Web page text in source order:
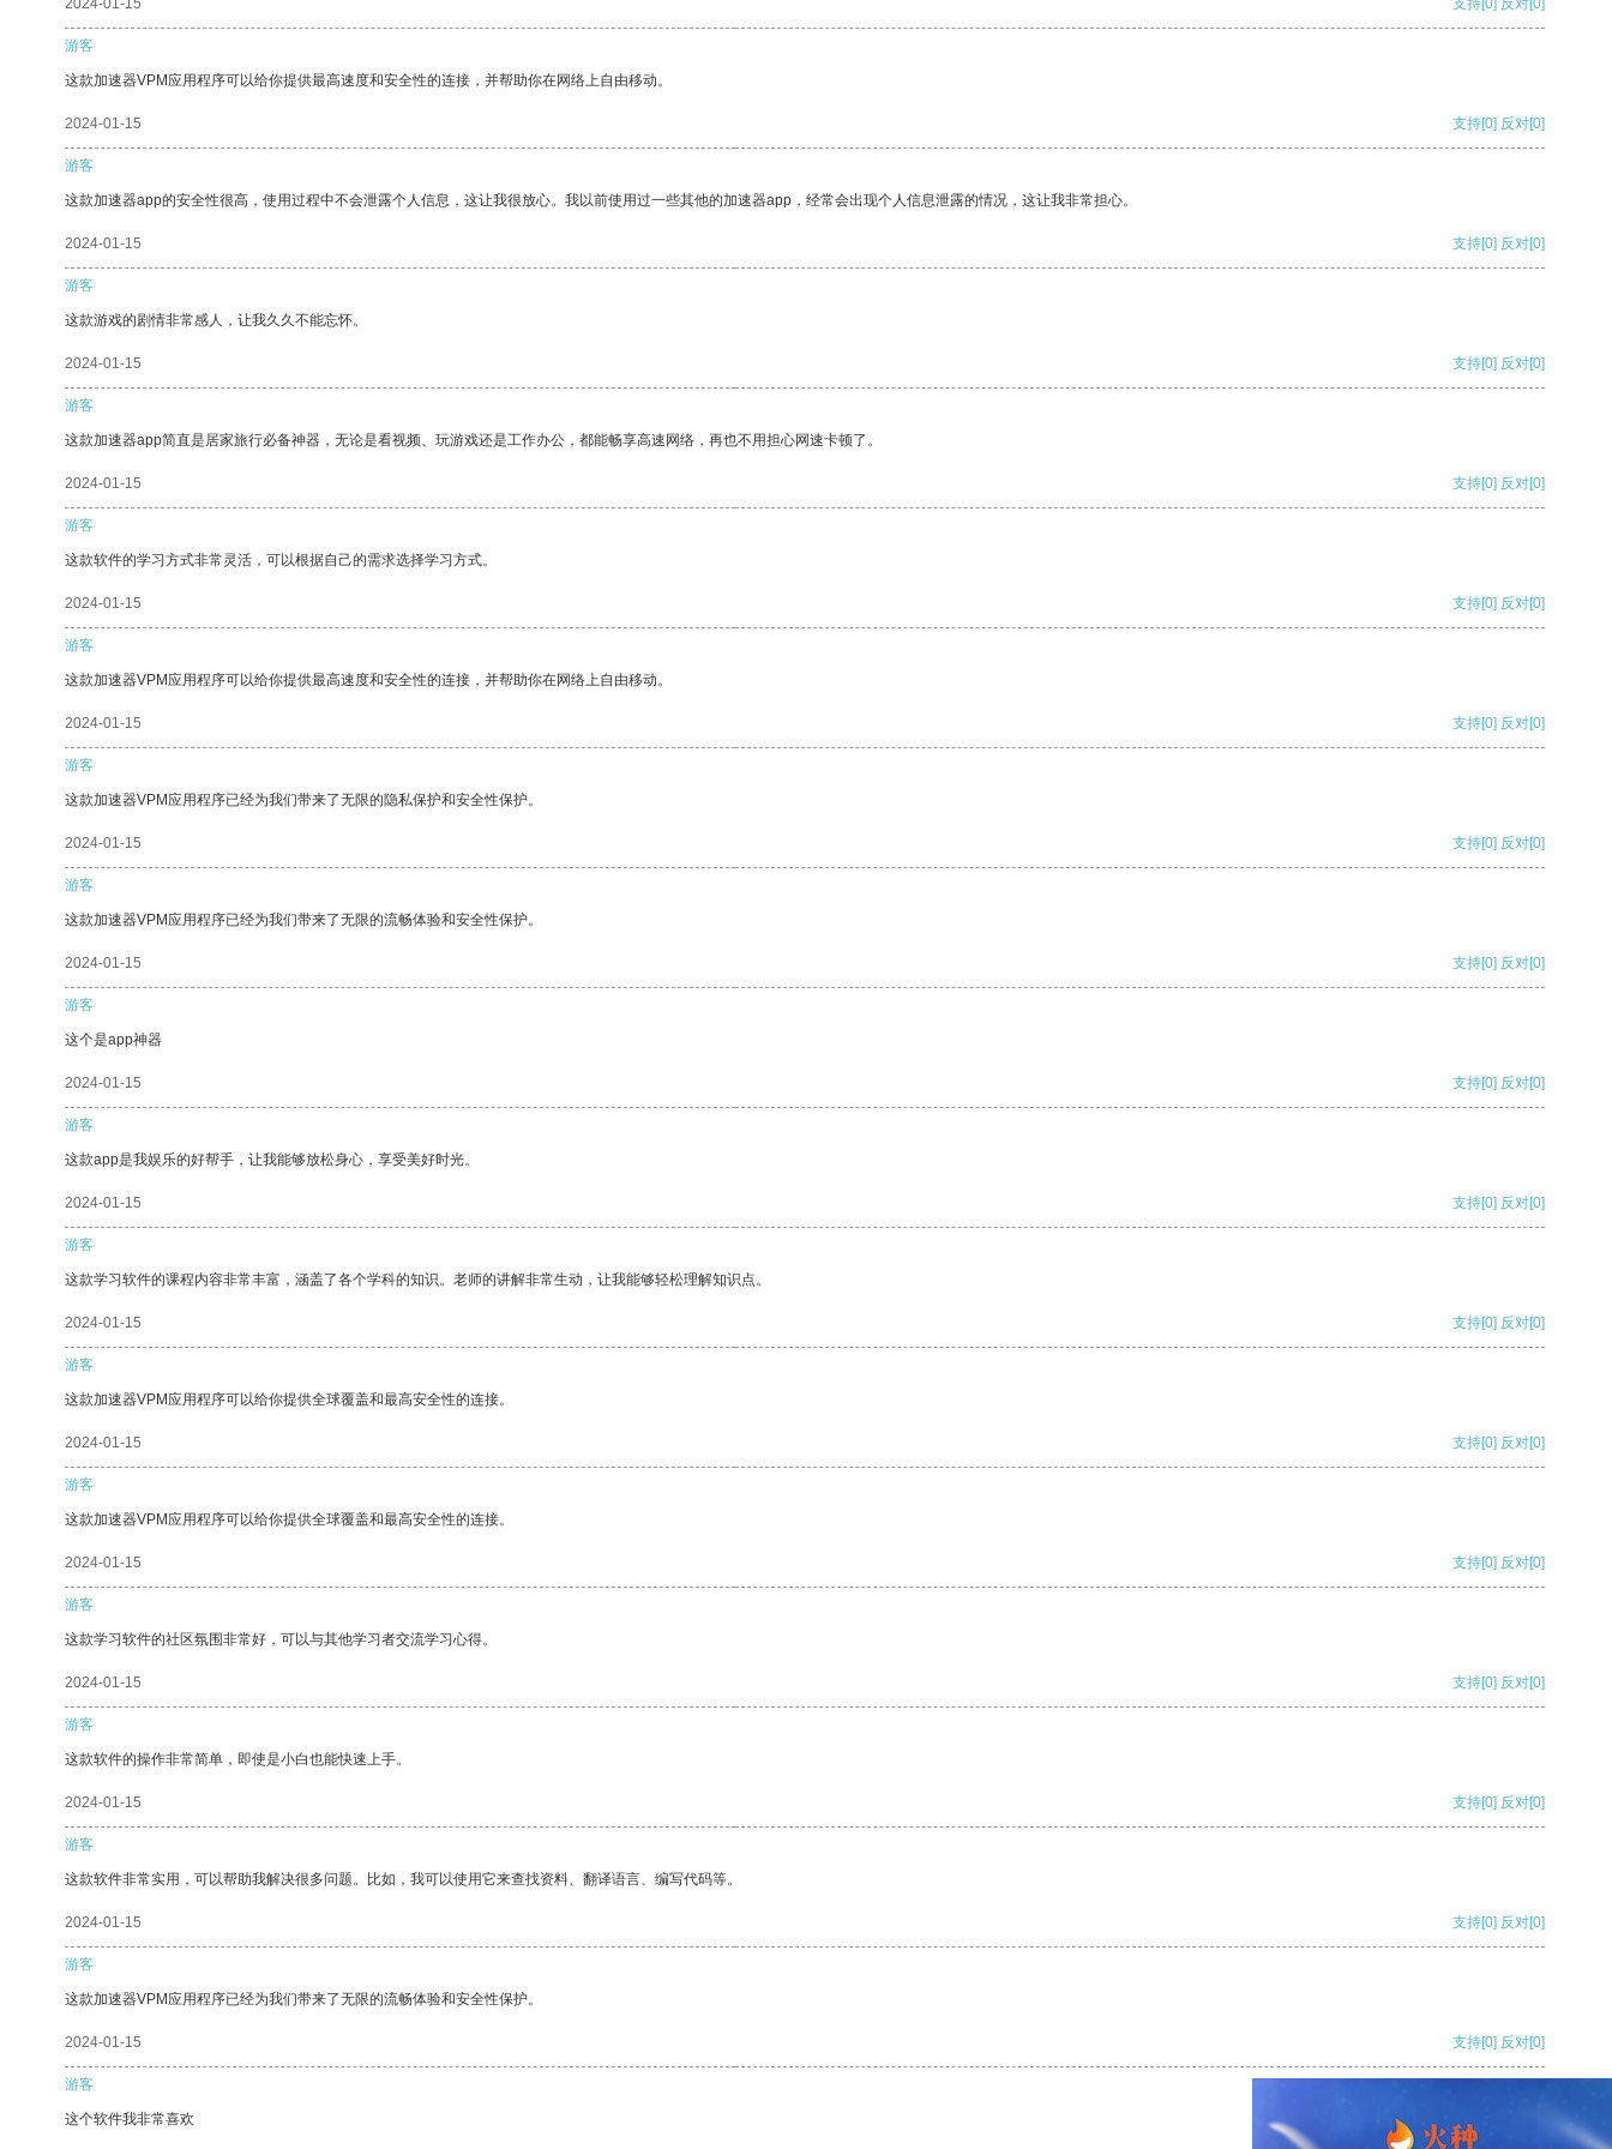
2024-01-15 支持[0] 反对[0]
游客
这款加速器VPM应用程序可以给你提供最高速度和安全性的连接，并帮助你在网络上自由移动。
2024-01-15 支持[0] 反对[0]
游客
这款加速器app的安全性很高，使用过程中不会泄露个人信息，这让我很放心。我以前使用过一些其他的加速器app，经常会出现个人信息泄露的情况，这让我非常担心。
2024-01-15 支持[0] 反对[0]
游客
这款游戏的剧情非常感人，让我久久不能忘怀。
2024-01-15 支持[0] 反对[0]
游客
这款加速器app简直是居家旅行必备神器，无论是看视频、玩游戏还是工作办公，都能畅享高速网络，再也不用担心网速卡顿了。
2024-01-15 支持[0] 反对[0]
游客
这款软件的学习方式非常灵活，可以根据自己的需求选择学习方式。
2024-01-15 支持[0] 反对[0]
游客
这款加速器VPM应用程序可以给你提供最高速度和安全性的连接，并帮助你在网络上自由移动。
2024-01-15 支持[0] 反对[0]
游客
这款加速器VPM应用程序已经为我们带来了无限的隐私保护和安全性保护。
2024-01-15 支持[0] 反对[0]
游客
这款加速器VPM应用程序已经为我们带来了无限的流畅体验和安全性保护。
2024-01-15 支持[0] 反对[0]
游客
这个是app神器
2024-01-15 支持[0] 反对[0]
游客
这款app是我娱乐的好帮手，让我能够放松身心，享受美好时光。
2024-01-15 支持[0] 反对[0]
游客
这款学习软件的课程内容非常丰富，涵盖了各个学科的知识。老师的讲解非常生动，让我能够轻松理解知识点。
2024-01-15 支持[0] 反对[0]
游客
这款加速器VPM应用程序可以给你提供全球覆盖和最高安全性的连接。
2024-01-15 支持[0] 反对[0]
游客
这款加速器VPM应用程序可以给你提供全球覆盖和最高安全性的连接。
2024-01-15 支持[0] 反对[0]
游客
这款学习软件的社区氛围非常好，可以与其他学习者交流学习心得。
2024-01-15 支持[0] 反对[0]
游客
这款软件的操作非常简单，即使是小白也能快速上手。
2024-01-15 支持[0] 反对[0]
游客
这款软件非常实用，可以帮助我解决很多问题。比如，我可以使用它来查找资料、翻译语言、编写代码等。
2024-01-15 支持[0] 反对[0]
游客
这款加速器VPM应用程序已经为我们带来了无限的流畅体验和安全性保护。
2024-01-15 支持[0] 反对[0]
游客
这个软件我非常喜欢